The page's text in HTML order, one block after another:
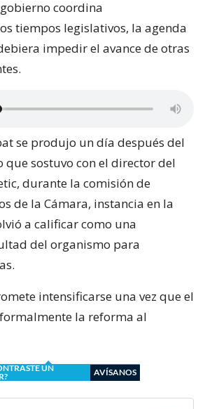
coordina
tiempos legislativos, la agenda
impedir el avance de otras
se produjo un día después del
sostuvo con el director del
durante la comisión de
de la Cámara, instancia en la
a calificar como una
del organismo para
intensificarse una vez que el
la reforma al
UN
AVÍSANOS